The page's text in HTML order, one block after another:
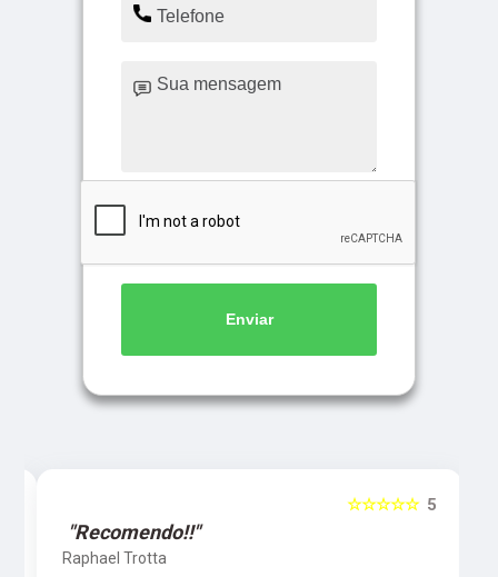
Enviar
5
☆☆☆☆☆
"Recomendo!!"
Raphael Trotta